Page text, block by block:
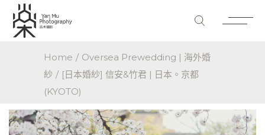
Home
Oversea Prewedding | 海外婚
紗
[日本婚紗] 信安&竹君 | 日本。京都
(KYOTO)